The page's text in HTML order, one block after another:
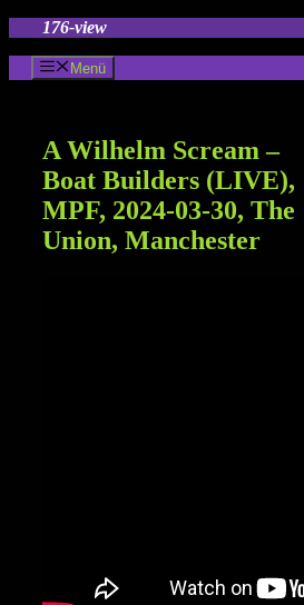
springen
176-view
Menü
A Wilhelm Scream –
Boat Builders (LIVE),
MPF, 2024-03-30, The
Union, Manchester